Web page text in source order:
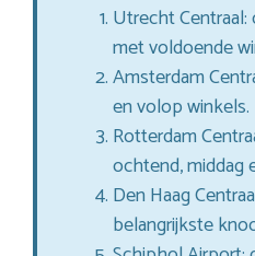
Utrecht
met voldoende
Amsterdam
en volop winkels.
Rotterdam
ochtend, middag
Den Haag
belangrijkste